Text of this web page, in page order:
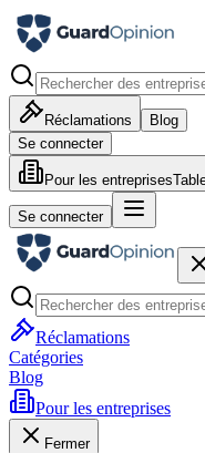
Réclamations
Blog
Se connecter
Pour les entreprises
Se connecter
Réclamations
Catégories
Blog
Pour les entreprises
Fermer